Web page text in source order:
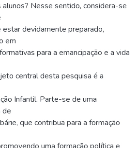
alunos? Nesse sentido, considera-se
devidamente preparado,
em
para a emancipação e a vida
central desta pesquisa é a
Infantil. Parte-se de uma
de
que contribua para a formação